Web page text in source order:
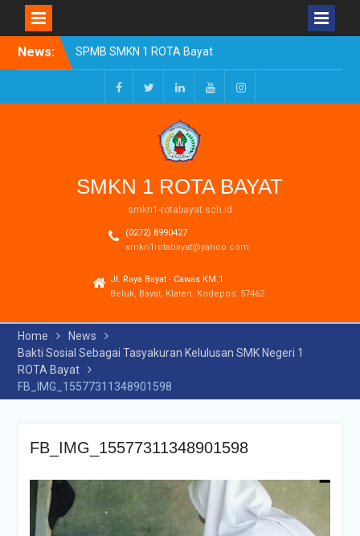
News:
SPMB SMKN 1 ROTA Bayat
Tahun Ajaran 2026/2027
Resmi Dibuka
Pengumuman Kelulusan
Tahun Ajaran 2025-2026
Realisasi Dana BOSP
Reguler Tahap 1 Tahun
FacebookTwitterLinkedInYoutubeInstagram
SMKN 1 ROTA BAYAT
smkn1-rotabayat.sch.id
(0272) 8990427
smkn1rotabayat@yahoo.com
Jl. Raya Bayat - Cawas KM.1
Beluk, Bayat, Klaten. Kodepos: 57462
Home
News
Bakti Sosial Sebagai Tasyakuran Kelulusan SMK Negeri 1
ROTA Bayat
FB_IMG_15577311348901598
FB_IMG_15577311348901598